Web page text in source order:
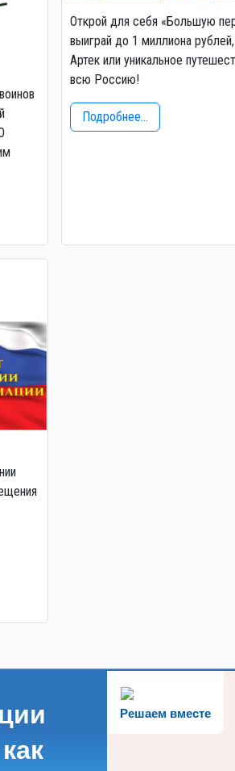
Открой для себя «Большую
выиграй до 1 миллиона рублей,
Артек или уникальное
всю Россию!
Подробнее...
Решаем вместе